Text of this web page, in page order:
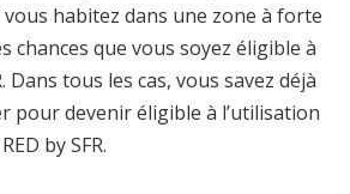
vous habitez dans une zone à forte
chances que vous soyez éligible à
Dans tous les cas, vous savez déjà
pour devenir éligible à l’utilisation
by SFR.